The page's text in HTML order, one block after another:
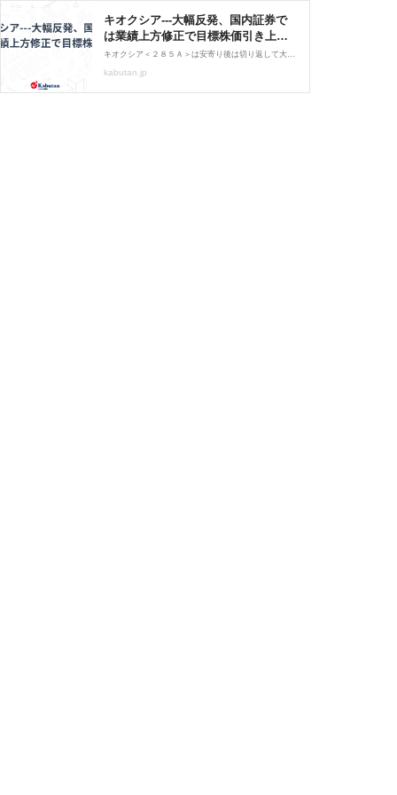
キオクシア---大幅反発、国内証券で
は業績上方修正で目標株価引き上げ |
個別株 - 株探ニュース
キオクシア＜２８５Ａ＞は安寄り後は切り返して大幅反発。ＳＭＢＣ日興証券では投資判断「１」を継続し、目標株価を４８０００円から１２６０００円にまで引き上げ。ＩＲ Ｄａｙ及び足元の市場動向から、再度業績予想を大幅に上方修正・・・。
kabutan.jp